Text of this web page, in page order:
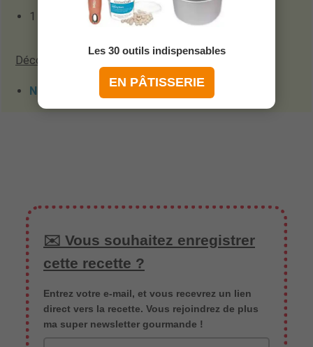
1 grosse boite de poires au sirop
Déco :
Nappage blond
✉️ Vous souhaitez enregistrer
cette recette ?
Entrez votre e-mail, et vous recevrez un lien
direct vers la recette. Vous rejoindrez de plus
ma super newsletter gourmande !
Les 30 outils indispensables
EN PÂTISSERIE